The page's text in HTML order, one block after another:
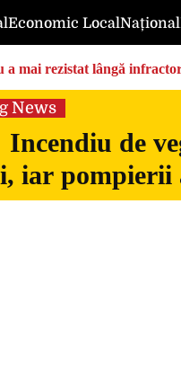
Economic LocalNațional
a mai rezistat lângă
News
Incendiu de
iar pompierii